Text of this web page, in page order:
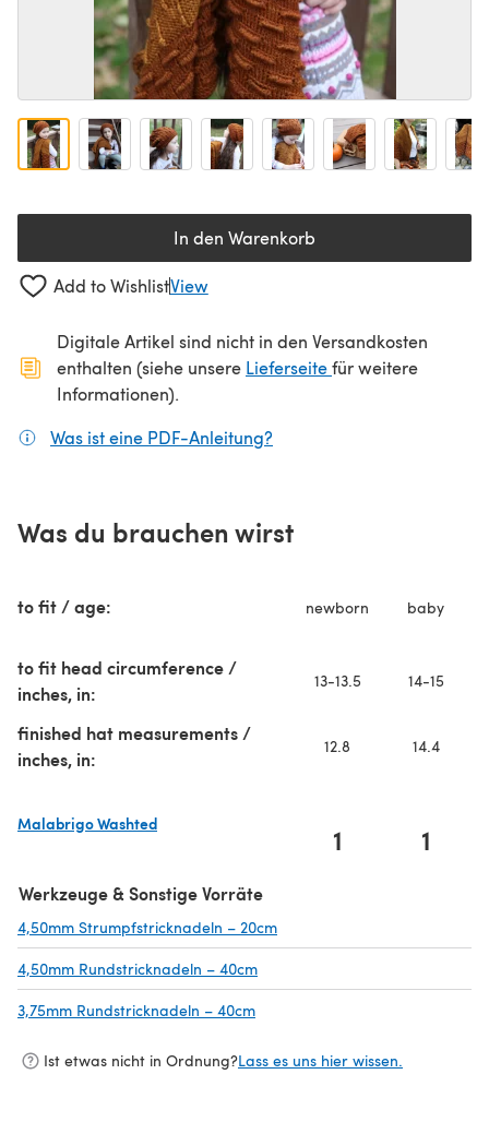
In den Warenkorb
Add to WishlistView
Digitale Artikel sind nicht in den Versandkosten
enthalten (siehe unsere Lieferseite(öffnet sich in
für weitere
Informationen).
Was ist eine PDF-Anleitung?
Was du brauchen wirst
to fit / age: newborn baby
to fit head circumference /
inches, in:
13-13.5 14-15
finished hat measurements /
inches, in:
12.8 14.4
Malabrigo Washted
1 1
Werkzeuge & Sonstige Vorräte
4,50mm Strumpfstricknadeln – 20cm
4,50mm Rundstricknadeln – 40cm
3,75mm Rundstricknadeln – 40cm
Ist etwas nicht in Ordnung?Lass es uns hier wissen.